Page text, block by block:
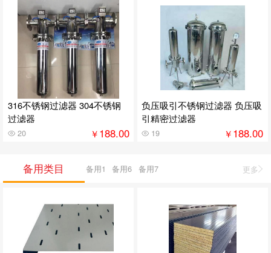
316不锈钢过滤器 304不锈钢
过滤器
20 ￥188.00
负压吸引不锈钢过滤器 负压吸
引精密过滤器
19 ￥188.00
备用类目 备用1 备用6 备用7 更多